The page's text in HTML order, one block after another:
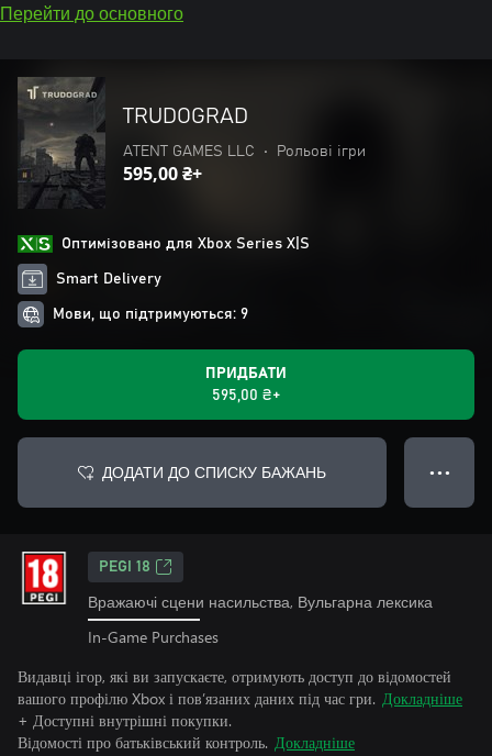
Перейти до основного
TRUDOGRAD
ATENT GAMES LLC • Рольові ігри
595,00 ₴+
Оптимізовано для Xbox Series X|S
Smart Delivery
Мови, що підтримуються: 9
ПРИДБАТИ
595,00 ₴+
ДОДАТИ ДО СПИСКУ БАЖАНЬ ● ● ●
PEGI 18
Вражаючі сцени насильства, Вульгарна лексика
In-Game Purchases
Видавці ігор, які ви запускаєте, отримують доступ до відомостей
вашого профілю Xbox і пов’язаних даних під час гри. Докладніше
+ Доступні внутрішні покупки.
Відомості про батьківський контроль. Докладніше